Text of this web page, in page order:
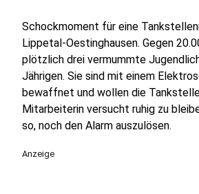
Schockmoment für eine
Lippetal-Oestinghausen. Gegen
plötzlich drei vermummte
Jährigen. Sie sind mit einem
bewaffnet und wollen die
Mitarbeiterin versucht ruhig zu
so, noch den Alarm auszulösen.
Anzeige